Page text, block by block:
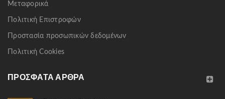
Μεταφορικά
Πολιτική Επιστροφών
Προστασία προσωπικών δεδομένων
Πολιτική Cookies
ΠΡΌΣΦΑΤΑ ΆΡΘΡΑ